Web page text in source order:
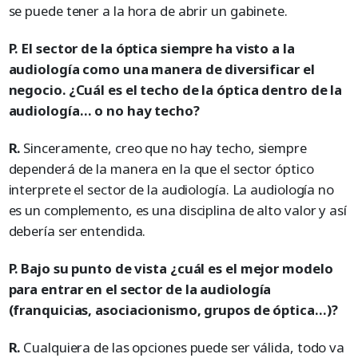
se puede tener a la hora de abrir un gabinete.
P. El sector de la óptica siempre ha visto a la
audiología como una manera de diversificar el
negocio. ¿Cuál es el techo de la óptica dentro de la
audiología… o no hay techo?
R. Sinceramente, creo que no hay techo, siempre
dependerá de la manera en la que el sector óptico
interprete el sector de la audiología. La audiología no
es un complemento, es una disciplina de alto valor y así
debería ser entendida.
P. Bajo su punto de vista ¿cuál es el mejor modelo
para entrar en el sector de la audiología
(franquicias, asociacionismo, grupos de óptica…)?
R. Cualquiera de las opciones puede ser válida, todo va